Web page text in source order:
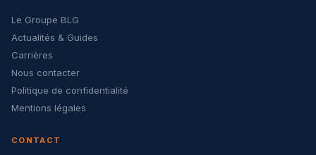
Le Groupe BLG
Actualités & Guides
Carrières
Nous contacter
Politique de confidentialité
Mentions légales
CONTACT